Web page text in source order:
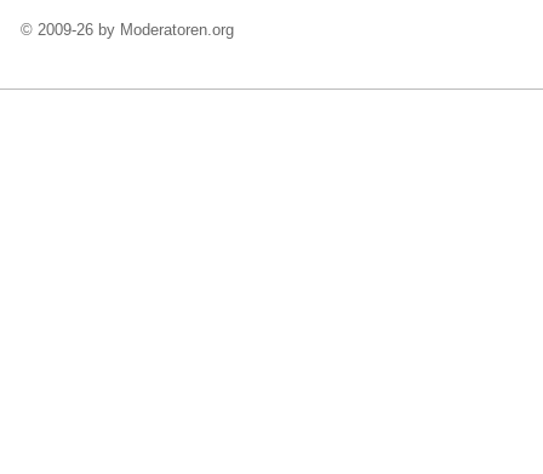
© 2009-26 by Moderatoren.org